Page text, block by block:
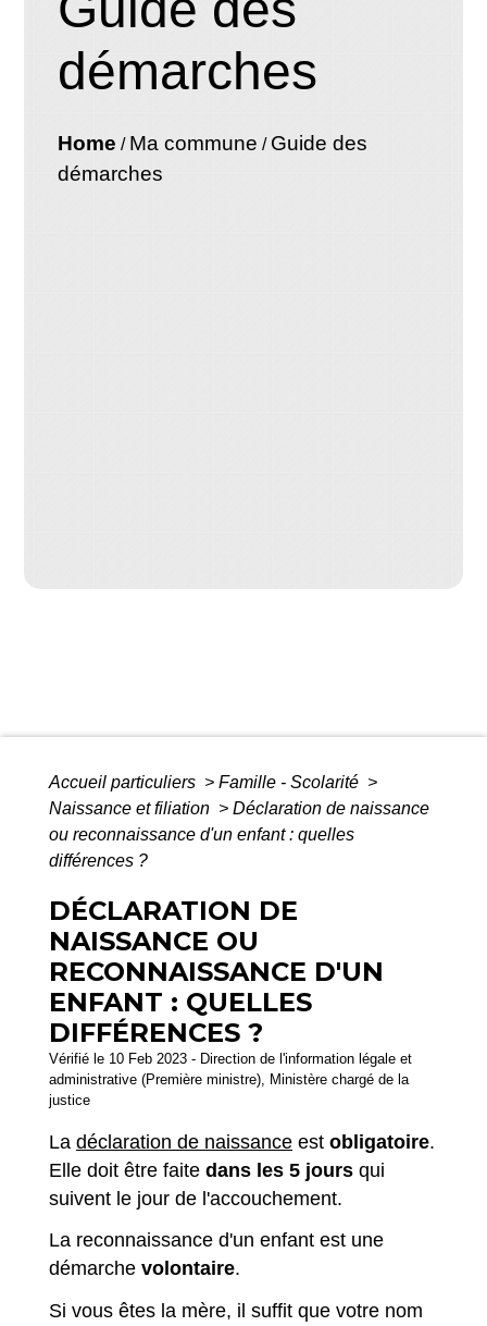
démarches
Home / Ma commune / Guide des
démarches
Accueil particuliers > Famille - Scolarité >
Naissance et filiation > Déclaration de naissance
ou reconnaissance d'un enfant : quelles
différences ?
DÉCLARATION DE
NAISSANCE OU
RECONNAISSANCE D'UN
ENFANT : QUELLES
DIFFÉRENCES ?
Vérifié le 10 Feb 2023 - Direction de l'information légale et
administrative (Première ministre), Ministère chargé de la
justice
La déclaration de naissance est obligatoire.
Elle doit être faite dans les 5 jours qui
suivent le jour de l'accouchement.
La reconnaissance d'un enfant est une
démarche volontaire.
Si vous êtes la mère, il suffit que votre nom